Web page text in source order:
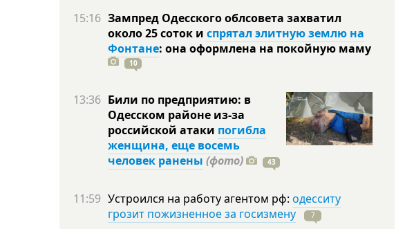
15:16 Зампред Одесского облсовета захватил
около 25 соток и спрятал элитную землю на
Фонтане: она оформлена на покойную маму
10
13:36 Били по предприятию: в
Одесском районе из-за
российской атаки погибла
женщина, еще восемь
человек ранены (фото) 43
11:59 Устроился на работу агентом рф: одесситу
грозит пожизненное за госизмену
7